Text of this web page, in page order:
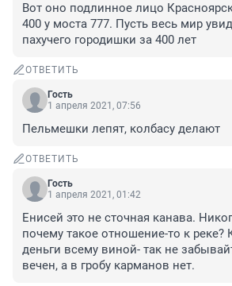
Вот оно подлинное лицо
400 у моста 777. Пусть весь мир
пахучего городишки за 400 лет
ОТВЕТИТЬ
Гость
1 апреля 2021, 07:56
Пельмешки лепят, колбасу делают
ОТВЕТИТЬ
Гость
1 апреля 2021, 01:42
Енисей это не сточная канава.
почему такое отношение-то к реке?
деньги всему виной- так не
вечен, а в гробу карманов нет.